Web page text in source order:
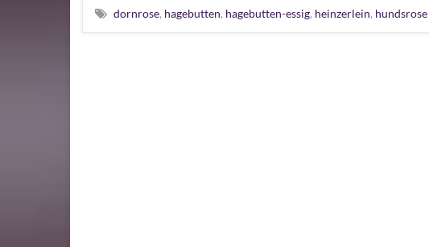
dornrose, hagebutten, hagebutten-essig, heinzerlein, hundsrose